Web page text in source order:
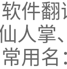
软件翻
人掌
常用